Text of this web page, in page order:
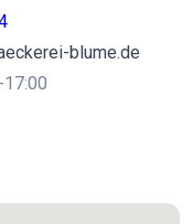
blume.de
17:00